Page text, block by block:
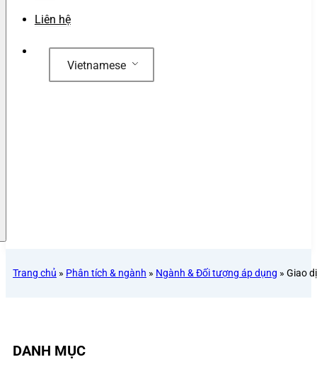
Liên hệ
Vietnamese
Trang chủ » Phân tích & ngành » Ngành & Đối tượng áp dụng » Giao
DANH MỤC